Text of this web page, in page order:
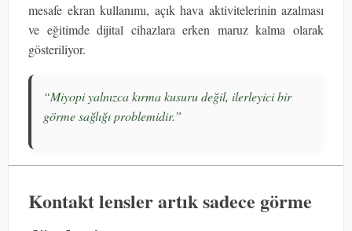
mesafe ekran kullanımı, açık hava aktivitelerinin azalması
ve eğitimde dijital cihazlara erken maruz kalma olarak
gösteriliyor.
“Miyopi yalnızca kırma kusuru değil, ilerleyici bir
görme sağlığı problemidir.”
Kontakt lensler artık sadece görme